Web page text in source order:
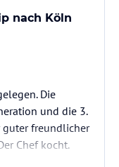
nach Köln
Die
und die 3.
guter freundlicher
Chef kocht.